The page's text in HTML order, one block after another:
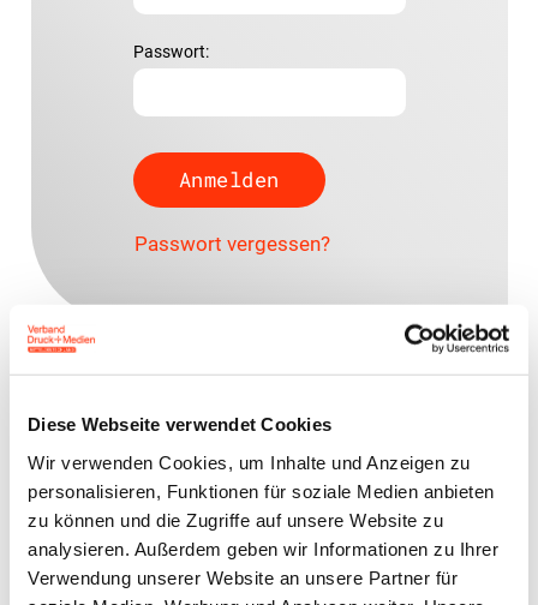
Diese Webseite verwendet Cookies
Wir verwenden Cookies, um Inhalte und Anzeigen zu
personalisieren, Funktionen für soziale Medien anbieten
zu können und die Zugriffe auf unsere Website zu
analysieren. Außerdem geben wir Informationen zu Ihrer
Verwendung unserer Website an unsere Partner für
Passwort:
Passwort vergessen?
Sascha Kirsten
Rechtsanwalt (Syndikusrechtsanwalt)
kirsten@vdm-mitteldeutschland.de
0341 86859 27
0172 5286307